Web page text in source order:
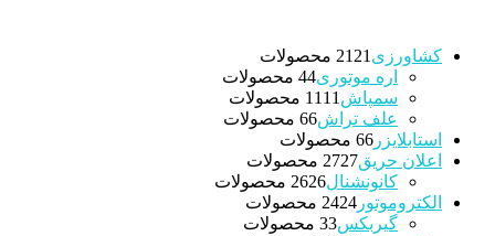
کشاورزی 21 21 محصولات
اره موتوری 44 محصولات
سمپاش
11 11 محصولات
علف تراش 66 محصولات
استابلایزر
66 محصولات
اعلان حریق
2727 محصولات
کانونشنال
2626 محصولات
الکتروموتور
2424 محصولات
گیربکس 33 محصولات